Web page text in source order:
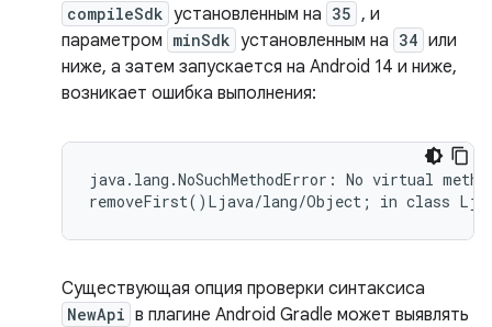
compileSdk установленным на 35 , и
параметром minSdk установленным на 34 или
ниже, а затем запускается на Android 14 и ниже,
возникает ошибка выполнения:
java.lang.NoSuchMethodError: No virtual
Существующая опция проверки синтаксиса
NewApi в плагине Android Gradle может выявлять